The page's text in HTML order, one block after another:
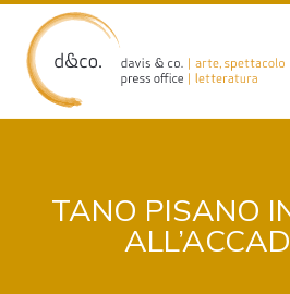
content
TANO PISANO